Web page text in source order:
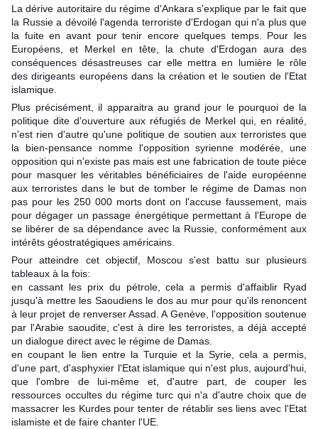
La dérive autoritaire du régime d'Ankara s'explique par le fait que
la Russie a dévoilé l'agenda terroriste d'Erdogan qui n'a plus que
la fuite en avant pour tenir encore quelques temps. Pour les
Européens, et Merkel en tête, la chute d'Erdogan aura des
conséquences désastreuses car elle mettra en lumière le rôle
des dirigeants européens dans la création et le soutien de l'Etat
islamique.
Plus précisément, il apparaitra au grand jour le pourquoi de la
politique dite d'ouverture aux réfugiés de Merkel qui, en réalité,
n'est rien d'autre qu'une politique de soutien aux terroristes que
la bien-pensance nomme l'opposition syrienne modérée, une
opposition qui n'existe pas mais est une fabrication de toute pièce
pour masquer les véritables bénéficiaires de l'aide européenne
aux terroristes dans le but de tomber le régime de Damas non
pas pour les 250 000 morts dont on l'accuse faussement, mais
pour dégager un passage énergétique permettant à l'Europe de
se libérer de sa dépendance avec la Russie, conformément aux
intérêts géostratégiques américains.
Pour atteindre cet objectif, Moscou s'est battu sur plusieurs
tableaux à la fois:
en cassant les prix du pétrole, cela a permis d'affaiblir Ryad
jusqu'à mettre les Saoudiens le dos au mur pour qu'ils renoncent
à leur projet de renverser Assad. A Genève, l'opposition soutenue
par l'Arabie saoudite, c'est à dire les terroristes, a déjà accepté
un dialogue direct avec le régime de Damas.
en coupant le lien entre la Turquie et la Syrie, cela a permis,
d'une part, d'asphyxier l'Etat islamique qui n'est plus, aujourd'hui,
que l'ombre de lui-même et, d'autre part, de couper les
ressources occultes du régime turc qui n'a d'autre choix que de
massacrer les Kurdes pour tenter de rétablir ses liens avec l'Etat
islamiste et de faire chanter l'UE.